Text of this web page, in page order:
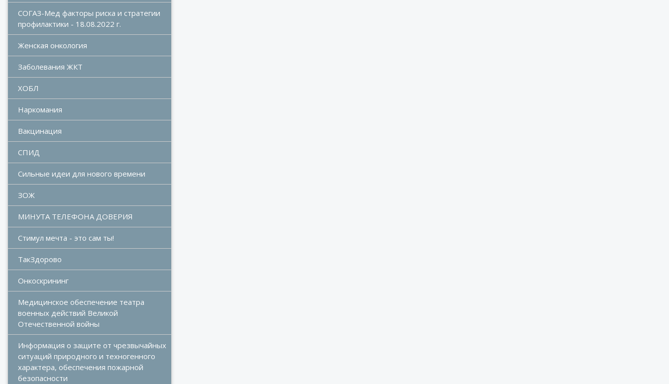
СОГАЗ-Мед факторы риска и стратегии
профилактики - 18.08.2022 г.
Женская онкология
Заболевания ЖКТ
ХОБЛ
Наркомания
Вакцинация
СПИД
Сильные идеи для нового времени
ЗОЖ
МИНУТА ТЕЛЕФОНА ДОВЕРИЯ
Стимул мечта - это сам ты!
ТакЗдорово
Онкоскрининг
Медицинское обеспечение театра
военных действий Великой
Отечественной войны
Информация о защите от чрезвычайных
ситуаций природного и техногенного
характера, обеспечения пожарной
безопасности